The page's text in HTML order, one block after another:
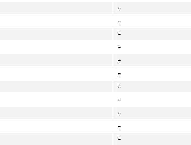
-
-
-
-
-
-
-
-
-
-
-